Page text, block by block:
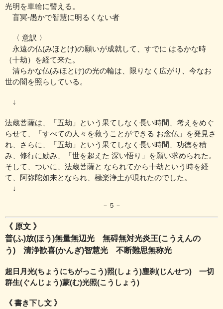
光明を車輪に譬える。
盲冥‐愚かで智慧に明るくない者
〈 意訳 〉
永遠の仏(みほとけ)の願いが成就して、すでに はるかな時
（十劫）を経て来た。
清らかな仏(みほとけ)の光の輪は、限りなく広がり、今なお
世の闇を照らしている。
↓
法蔵菩薩は、「五劫」という果てしなく長い時間、考えをめぐ
らせて、
「すべての人々を救うことができる お念仏」を発見さ
れ、
さらに、「五劫」という果てしなく長い時間、功徳を積
み、修行に励み、
「世を超えた 深い悟り」を願い求められた。
そして、ついに、法蔵菩薩と なられてから十劫という時を経
て、 阿弥陀如来となられ、極楽浄土が現れたのでした。
↓
－５－
《 原文 》
普(ふ)放(ほう)無量無辺光 無碍無対光炎王(こうえんの
う) 清浄歓喜(かんぎ)智慧光 不断難思無称光
超日月光(ちょうにちがっこう)照(しょう)塵刹(じんせつ) 一切
群生(ぐんじょう)蒙(む)光照(こうしょう)
《 書き下し文 》